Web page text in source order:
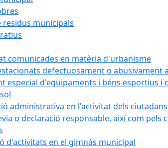
residus municipals
comunicades en matèria d'urbanisme
defectuosament o abusivament
especial d'equipaments i béns esportius i
administrativa en l'activitat dels
o declaració responsable, així com
d'activitats en el gimnàs municipal